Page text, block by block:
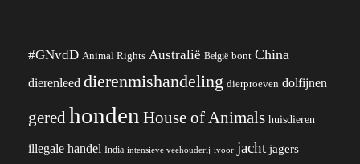
#GNvdD Animal Rights Australië België bont China
dierenleed dierenmishandeling dierproeven dolfijnen
gered honden House of Animals huisdieren
illegale handel India intensieve veehouderij ivoor jacht jagers